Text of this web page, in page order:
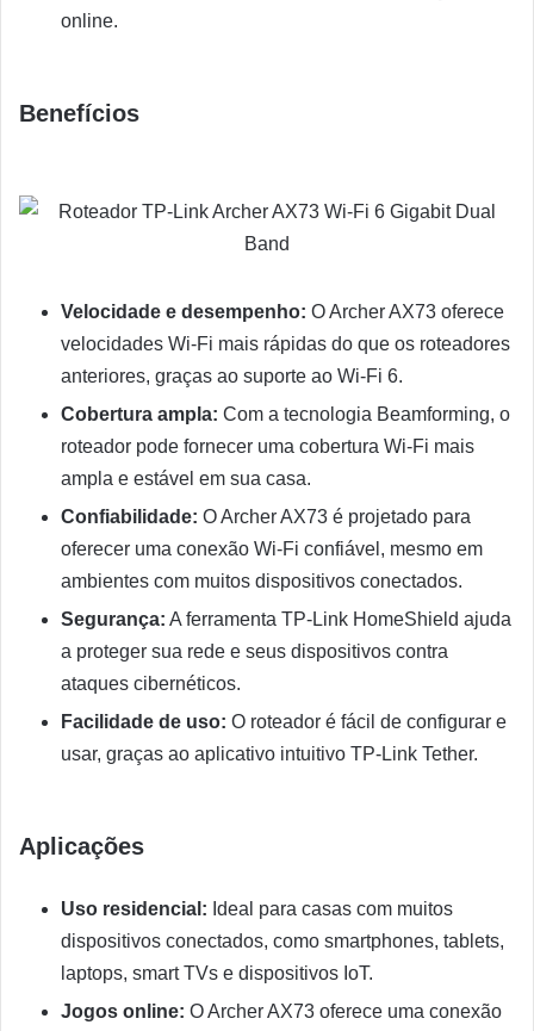
online.
Benefícios
Velocidade e desempenho: O Archer AX73 oferece
velocidades Wi-Fi mais rápidas do que os roteadores
anteriores, graças ao suporte ao Wi-Fi 6.
Cobertura ampla: Com a tecnologia Beamforming, o
roteador pode fornecer uma cobertura Wi-Fi mais
ampla e estável em sua casa.
Confiabilidade: O Archer AX73 é projetado para
oferecer uma conexão Wi-Fi confiável, mesmo em
ambientes com muitos dispositivos conectados.
Segurança: A ferramenta TP-Link HomeShield ajuda
a proteger sua rede e seus dispositivos contra
ataques cibernéticos.
Facilidade de uso: O roteador é fácil de configurar e
usar, graças ao aplicativo intuitivo TP-Link Tether.
Aplicações
Uso residencial: Ideal para casas com muitos
dispositivos conectados, como smartphones, tablets,
laptops, smart TVs e dispositivos IoT.
Jogos online: O Archer AX73 oferece uma conexão